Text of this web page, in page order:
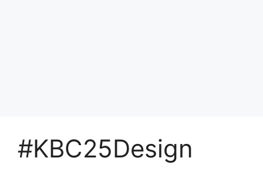
#KBC25Design